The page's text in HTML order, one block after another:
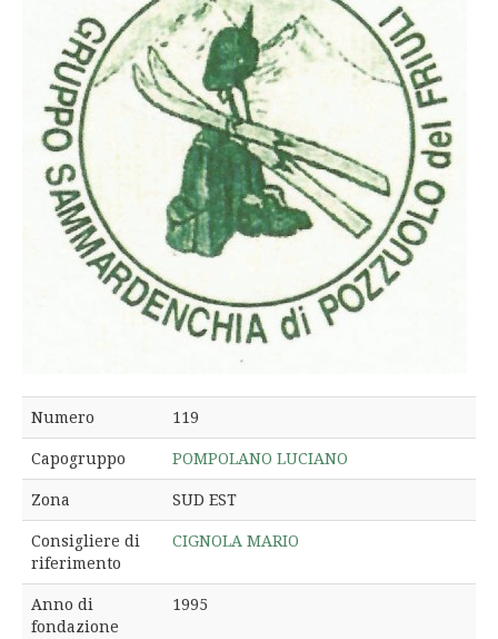
Numero 119
Capogruppo POMPOLANO LUCIANO
Zona SUD EST
Consigliere di
riferimento
CIGNOLA MARIO
Anno di
fondazione
1995